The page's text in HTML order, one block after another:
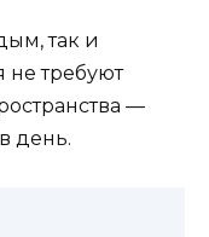
так и
требуют
—
день.